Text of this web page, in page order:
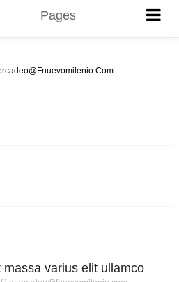
Pages
massa varius elit ullamco